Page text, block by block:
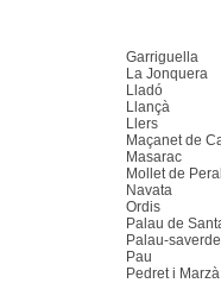
Garriguella
La Jonquera
Lladó
Llançà
Llers
Maçanet de
Masarac
Mollet de
Navata
Ordis
Palau de
Palau-
Pau
Pedret i Marzà